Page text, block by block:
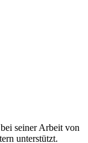
seiner Arbeit von
unterstützt.